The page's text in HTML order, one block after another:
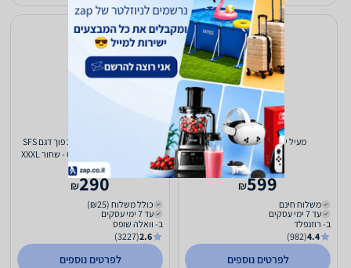
מעיל ירוק לגברים Redback
599
₪
משלוח חינם
עד 7 ימי עסקים
ב- רוזנפלד
4.4
(982)
לפרטים נוספים
ג’קט לגבר סופטשל משולב פוך דגם SFS
Hybrid מבית GO NATURE - שחור XXXL
290
₪
כולל משלוח (₪25)
עד 7 ימי עסקים
ב- וואלה שופס
2.6
(3227)
לפרטים נוספים